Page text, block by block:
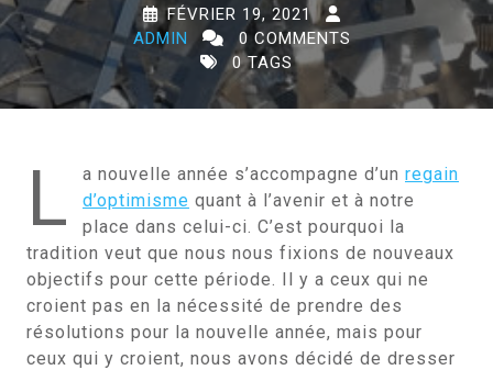
FÉVRIER 19, 2021
ADMIN
0 COMMENTS
0 TAGS
L a nouvelle année s’accompagne d’un regain
d’optimisme quant à l’avenir et à notre
place dans celui-ci. C’est pourquoi la
tradition veut que nous nous fixions de nouveaux
objectifs pour cette période. Il y a ceux qui ne
croient pas en la nécessité de prendre des
résolutions pour la nouvelle année, mais pour
ceux qui y croient, nous avons décidé de dresser